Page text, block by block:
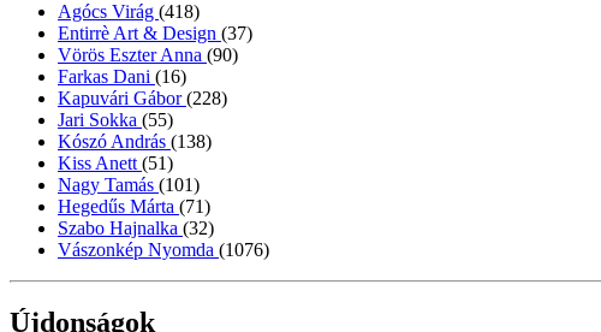
Agócs Virág (418)
Entirrè Art & Design (37)
Vörös Eszter Anna (90)
Farkas Dani (16)
Kapuvári Gábor(228)
Jari Sokka (55)
Kószó András (138)
Kiss Anett (51)
Nagy Tamás (101)
Hegedűs Márta (71)
Szabo Hajnalka (32)
Vászonkép Nyomda (1076)
Újdonságok